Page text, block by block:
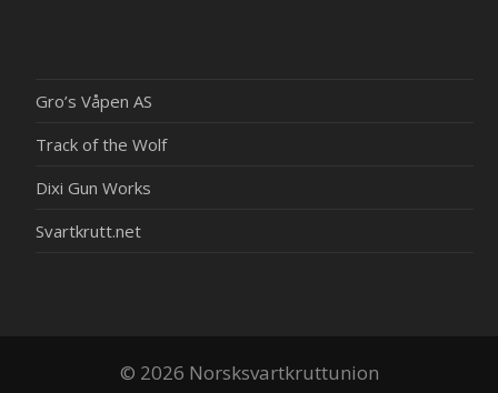
Gro’s Våpen AS
Track of the Wolf
Dixi Gun Works
Svartkrutt.net
© 2026 Norsksvartkruttunion